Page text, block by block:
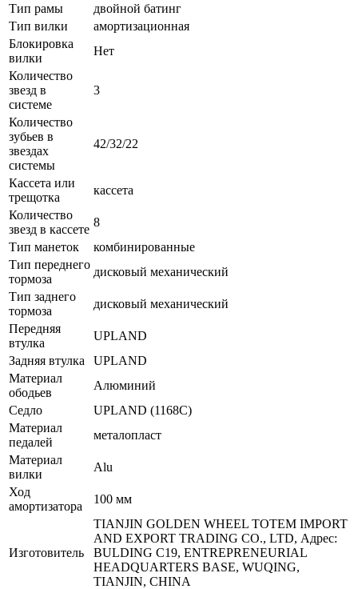
Тип рамы
двойной батинг
Тип вилки
амортизационная
Блокировка
вилки
Нет
Количество
звезд в
системе
3
Количество
зубьев в
звездах
системы
42/32/22
Кассета или
трещотка
кассета
Количество
звезд в кассете
8
Тип манеток
комбинированные
Тип переднего
тормоза
дисковый механический
Тип заднего
тормоза
дисковый механический
Передняя
втулка
UPLAND
Задняя втулка
UPLAND
Материал
ободьев
Алюминий
Седло
UPLAND (1168C)
Материал
педалей
металопласт
Материал
вилки
Alu
Ход
амортизатора
100 мм
Изготовитель
TIANJIN GOLDEN WHEEL TOTEM IMPORT
AND EXPORT TRADING CO., LTD, Адрес:
BULDING C19, ENTREPRENEURIAL
HEADQUARTERS BASE, WUQING,
TIANJIN, CHINA